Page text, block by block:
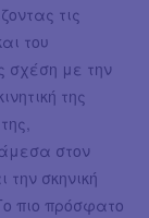
τις
του
σχέση με την
της
στον
την σκηνική
πιο πρόσφατο